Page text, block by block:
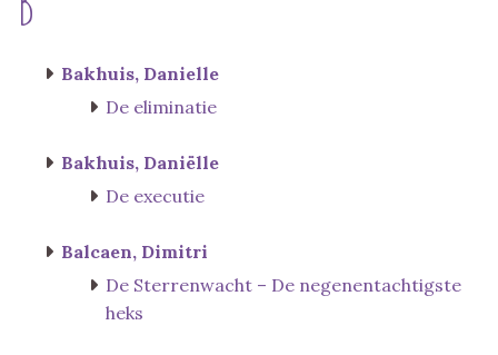
Bakhuis, Danielle
De eliminatie
Bakhuis, Daniëlle
De executie
Balcaen, Dimitri
De Sterrenwacht – De negenentachtigste
heks